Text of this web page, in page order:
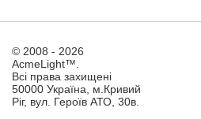
© 2008 - 2026
AcmeLight™.
Всі права захищені
50000 Україна, м.Кривий
Ріг, вул. Героїв АТО, 30в.